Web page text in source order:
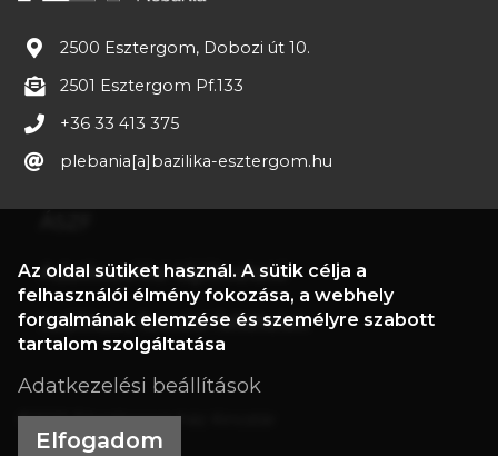
2500 Esztergom, Dobozi út 10.
2501 Esztergom Pf.133
+36 33 413 375
plebania[a]bazilika-esztergom.hu
Adatkezelési tájékoztató
Szállítási, fizetési feltételek
©2022 Főszékesegyház Kincstár
Az oldal sütiket használ. A sütik célja a
felhasználói élmény fokozása, a webhely
forgalmának elemzése és személyre szabott
tartalom szolgáltatása
Adatkezelési beállítások
Elfogadom